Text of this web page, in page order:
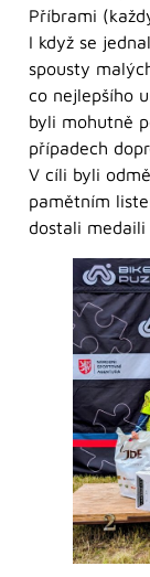
Příbrami
I když se
spousty
co nejlepšího
byli mohutně
případech
V cíli byli
pamětním
dostali